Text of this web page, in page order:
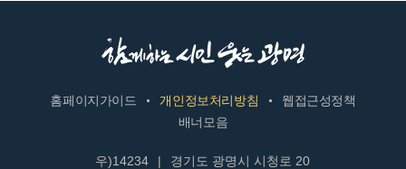
홈페이지가이드 개인정보처리방침
웹접근성정책
배너모음
우)14234 |
경기도 광명시 시청로 20